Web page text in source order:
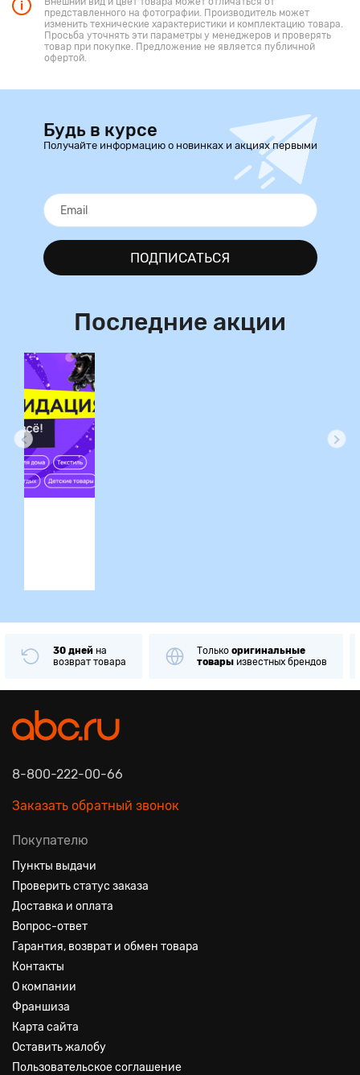
представленного на фотографии. Производитель может
изменить технические характеристики и комплектацию товара.
Просьба уточнять эти параметры у менеджеров и проверять
товар при покупке. Предложение не является публичной
офертой.
Будь в курсе
Получайте информацию о новинках и акциях первыми
ПОДПИСАТЬСЯ
Последние акции
30 дней на
возврат товара
Только оригинальные
товары известных брендов
8-800-222-00-66
Заказать обратный звонок
Покупателю
Пункты выдачи
Проверить статус заказа
Доставка и оплата
Вопрос-ответ
Гарантия, возврат и обмен товара
Контакты
О компании
Франшиза
Карта сайта
Оставить жалобу
Пользовательское соглашение